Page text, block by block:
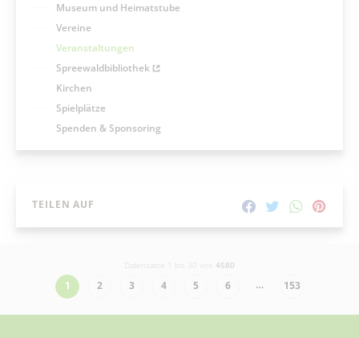
Museum und Heimatstube
Vereine
Veranstaltungen
Spreewaldbibliothek
Kirchen
Spielplätze
Spenden & Sponsoring
TEILEN AUF
Datensätze 1 bis 30 von 4580
1 2 3 4 5 6 … 153